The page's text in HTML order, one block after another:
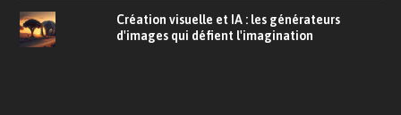
Création visuelle et IA : les générateurs
d'images qui défient l'imagination